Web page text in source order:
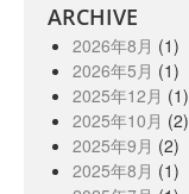
ARCHIVE
2026年8月 (1)
2026年5月 (1)
2025年12月 (1)
2025年10月 (2)
2025年9月 (2)
2025年8月 (1)